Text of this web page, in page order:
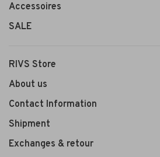
Accessoires
SALE
RIVS Store
About us
Contact Information
Shipment
Exchanges & retour